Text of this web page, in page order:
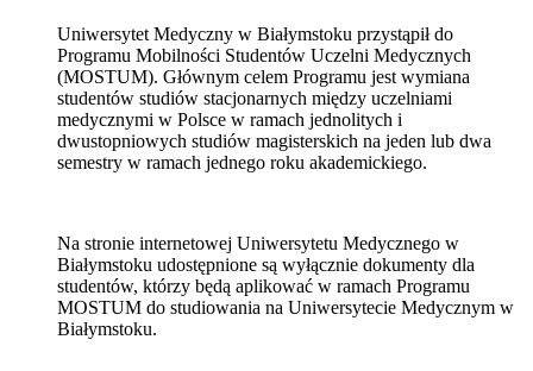
Uniwersytet Medyczny w Białymstoku przystąpił do
Programu Mobilności Studentów Uczelni Medycznych
(MOSTUM). Głównym celem Programu jest wymiana
studentów studiów stacjonarnych między uczelniami
medycznymi w Polsce w ramach jednolitych i
dwustopniowych studiów magisterskich na jeden lub dwa
semestry w ramach jednego roku akademickiego.
Na stronie internetowej Uniwersytetu Medycznego w
Białymstoku udostępnione są wyłącznie dokumenty dla
studentów, którzy będą aplikować w ramach Programu
MOSTUM do studiowania na Uniwersytecie Medycznym w
Białymstoku.